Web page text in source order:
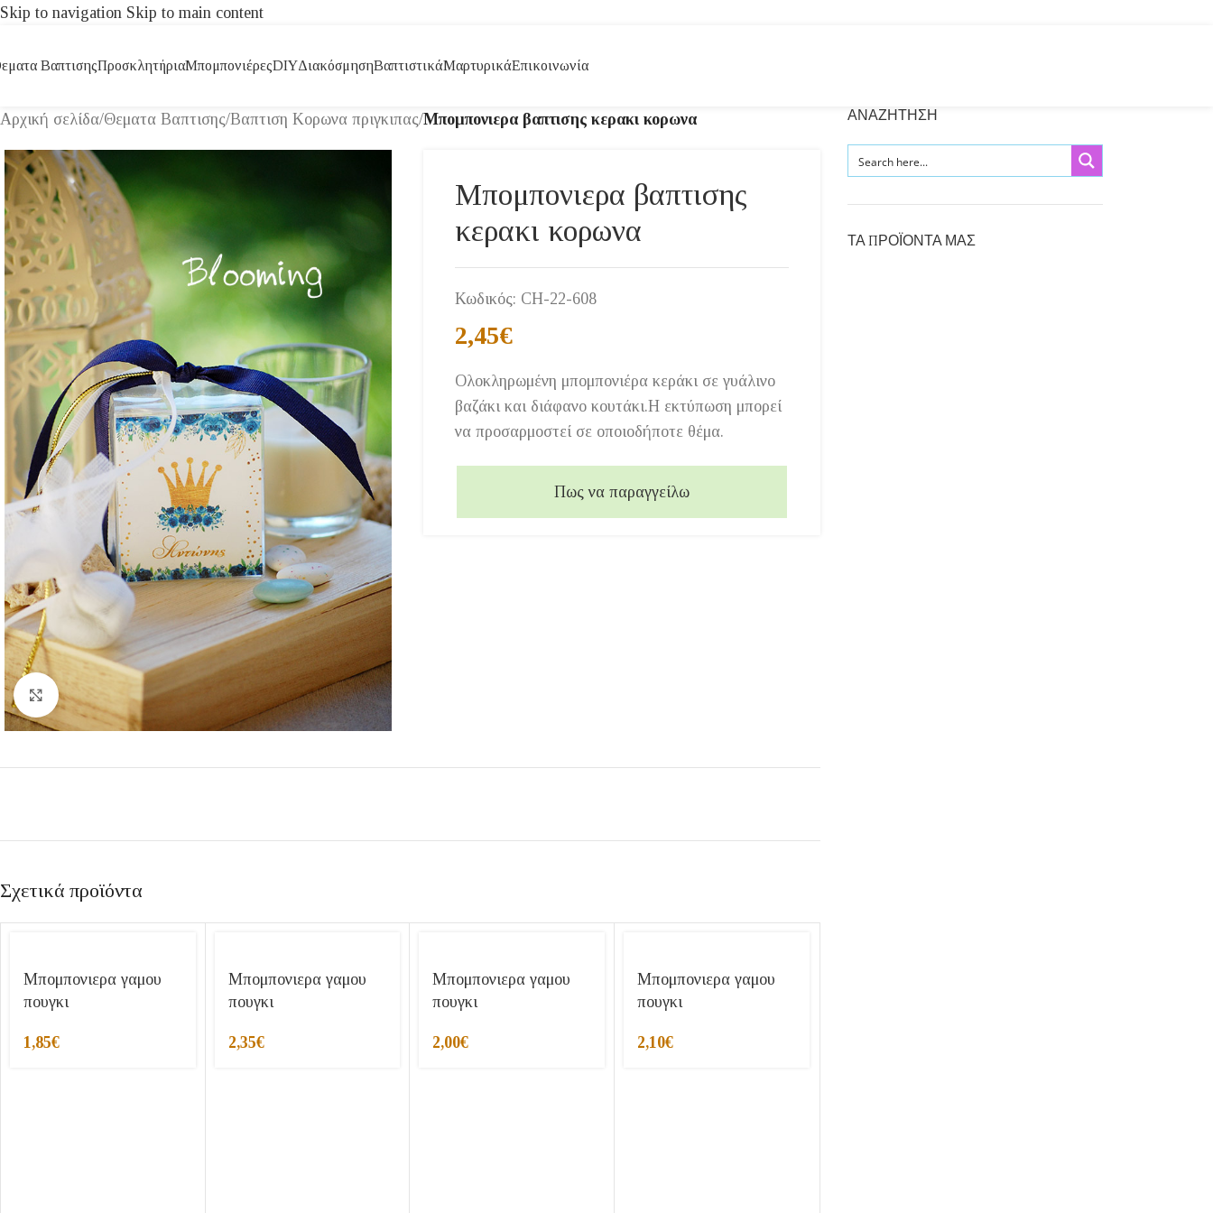
Skip to navigation Skip to main content
ΒαπτισηςΠροσκλητήριαΜπομπονιέρεςDIYΔιακόσμησηΒαπτιστικάΜαρτυρικάΕπικοινωνία
Αρχική σελίδα/Θεματα Βαπτισης/Βαπτιση Κορωνα πριγκιπας/Μπομπονιερα βαπτισης κερακι κορωνα
Click to enlarge
Μπομπονιερα βαπτισης
κερακι κορωνα
Κωδικός: CH-22-608
2,45€
Ολοκληρωμένη μπομπονιέρα κεράκι σε γυάλινο
βαζάκι και διάφανο κουτάκι.Η εκτύπωση μπορεί
να προσαρμοστεί σε οποιοδήποτε θέμα.
Πως να παραγγείλω
Σχετικά προϊόντα
Μπομπονιερα γαμου
πουγκι
1,85€
Μπομπονιερα γαμου
πουγκι
2,35€
Μπομπονιερα γαμου
πουγκι
2,00€
Μπομπονιερα γαμου
πουγκι
2,10€
ΑΝΑΖΗΤΗΣΗ
ΤΑ ΠΡΟΪΌΝΤΑ ΜΑΣ